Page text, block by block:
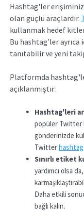
Hashtag'ler
olan güçlü araçlardır.
kullanmak hedef
Bu hashtag'ler
tanıtabilir ve yeni
Platformda
açıklanmıştır:
Hashtag'leri
popüler Twitter
gönderinizde
Twitterhashtag
Sınırlı etiket
yardımcı olsa
Daha etkili
bağlı kalın.